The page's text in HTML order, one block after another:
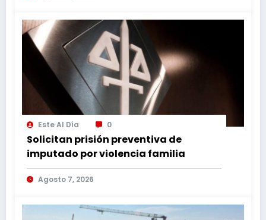
Este Al Día 0
Solicitan prisión preventiva de
imputado por violencia familia
Agosto 7, 2026